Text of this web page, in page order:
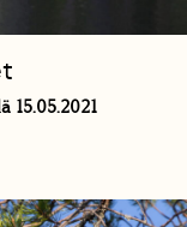
15.05.2021